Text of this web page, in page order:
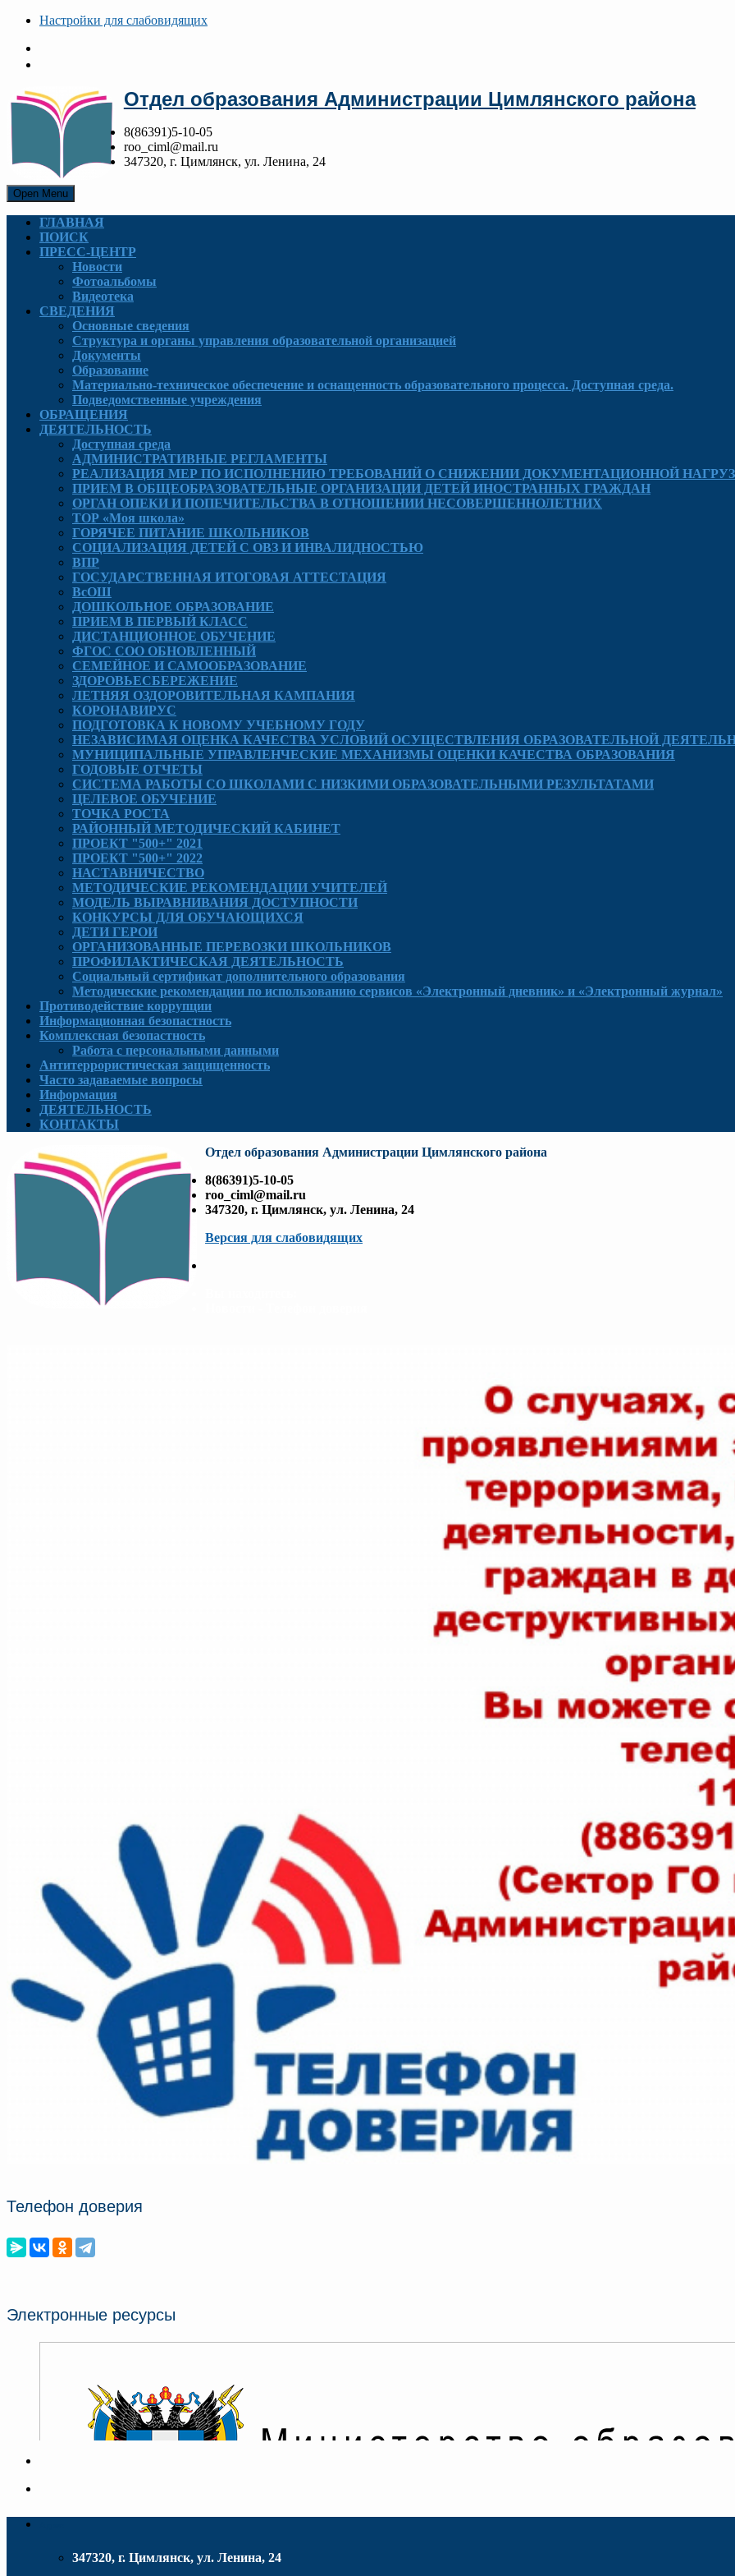
Настройки для cлабовидящих
Отдел образования Администрации Цимлянского района
8(86391)5-10-05
roo_ciml@mail.ru
347320, г. Цимлянск, ул. Ленина, 24
Open Menu
ГЛАВНАЯ
ПОИСК
ПРЕСС-ЦЕНТР
Новости
Фотоальбомы
Видеотека
СВЕДЕНИЯ
Основные сведения
Структура и органы управления образовательной организацией
Документы
Образование
Материально-техническое обеспечение и оснащенность образовательного процесса. Доступная среда.
Подведомственные учреждения
ОБРАЩЕНИЯ
ДЕЯТЕЛЬНОСТЬ
Доступная среда
АДМИНИСТРАТИВНЫЕ РЕГЛАМЕНТЫ
РЕАЛИЗАЦИЯ МЕР ПО ИСПОЛНЕНИЮ ТРЕБОВАНИЙ О СНИЖЕНИИ ДОКУМЕНТАЦИОННОЙ
ПРИЕМ В ОБЩЕОБРАЗОВАТЕЛЬНЫЕ ОРГАНИЗАЦИИ ДЕТЕЙ ИНОСТРАННЫХ ГРАЖДАН
ОРГАН ОПЕКИ И ПОПЕЧИТЕЛЬСТВА В ОТНОШЕНИИ НЕСОВЕРШЕННОЛЕТНИХ
ТОР «Моя школа»
ГОРЯЧЕЕ ПИТАНИЕ ШКОЛЬНИКОВ
СОЦИАЛИЗАЦИЯ ДЕТЕЙ С ОВЗ И ИНВАЛИДНОСТЬЮ
ВПР
ГОСУДАРСТВЕННАЯ ИТОГОВАЯ АТТЕСТАЦИЯ
ВсОШ
ДОШКОЛЬНОЕ ОБРАЗОВАНИЕ
ПРИЕМ В ПЕРВЫЙ КЛАСС
ДИСТАНЦИОННОЕ ОБУЧЕНИЕ
ФГОС СОО ОБНОВЛЕННЫЙ
СЕМЕЙНОЕ И САМООБРАЗОВАНИЕ
ЗДОРОВЬЕСБЕРЕЖЕНИЕ
ЛЕТНЯЯ ОЗДОРОВИТЕЛЬНАЯ КАМПАНИЯ
КОРОНАВИРУС
ПОДГОТОВКА К НОВОМУ УЧЕБНОМУ ГОДУ
НЕЗАВИСИМАЯ ОЦЕНКА КАЧЕСТВА УСЛОВИЙ ОСУЩЕСТВЛЕНИЯ ОБРАЗОВАТЕЛЬНОЙ
МУНИЦИПАЛЬНЫЕ УПРАВЛЕНЧЕСКИЕ МЕХАНИЗМЫ ОЦЕНКИ КАЧЕСТВА ОБРАЗОВАНИЯ
ГОДОВЫЕ ОТЧЕТЫ
СИСТЕМА РАБОТЫ СО ШКОЛАМИ С НИЗКИМИ ОБРАЗОВАТЕЛЬНЫМИ РЕЗУЛЬТАТАМИ
ЦЕЛЕВОЕ ОБУЧЕНИЕ
ТОЧКА РОСТА
РАЙОННЫЙ МЕТОДИЧЕСКИЙ КАБИНЕТ
ПРОЕКТ "500+" 2021
ПРОЕКТ "500+" 2022
НАСТАВНИЧЕСТВО
МЕТОДИЧЕСКИЕ РЕКОМЕНДАЦИИ УЧИТЕЛЕЙ
МОДЕЛЬ ВЫРАВНИВАНИЯ ДОСТУПНОСТИ
КОНКУРСЫ ДЛЯ ОБУЧАЮЩИХСЯ
ДЕТИ ГЕРОИ
ОРГАНИЗОВАННЫЕ ПЕРЕВОЗКИ ШКОЛЬНИКОВ
ПРОФИЛАКТИЧЕСКАЯ ДЕЯТЕЛЬНОСТЬ
Социальный сертификат дополнительного образования
Методические рекомендации по использованию сервисов «Электронный дневник» и «Электронный журнал»
Противодействие коррупции
Информационная безопастность
Комплексная безопастность
Работа с персональными данными
Антитеррористическая защищенность
Часто задаваемые вопросы
Информация
ДЕЯТЕЛЬНОСТЬ
КОНТАКТЫ
Отдел образования Администрации Цимлянского района
8(86391)5-10-05
roo_ciml@mail.ru
347320, г. Цимлянск, ул. Ленина, 24
Версия для слабовидящих
Телефон доверия
Электронные ресурсы
347320, г. Цимлянск, ул. Ленина, 24